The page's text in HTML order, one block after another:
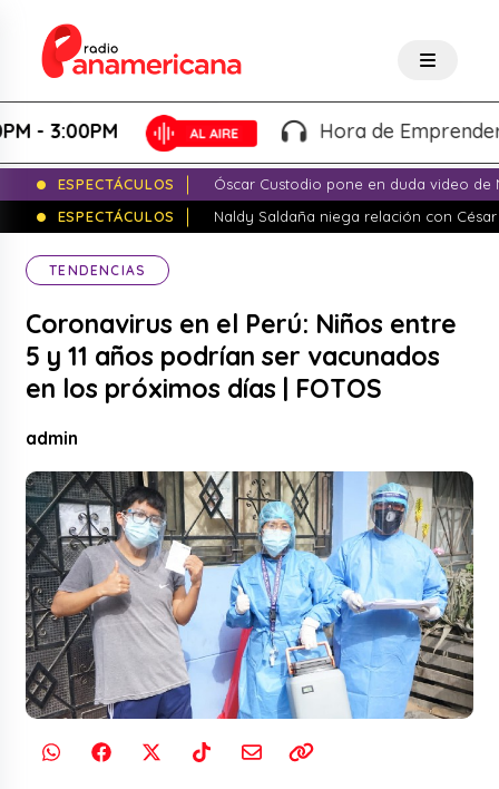
Hora de Emprender -
ESPECTÁCULOS
Óscar Custodio pone en duda video de
ESPECTÁCULOS
Naldy Saldaña niega relación con
TENDENCIAS
Coronavirus en el Perú: Niños entre
5 y 11 años podrían ser vacunados
en los próximos días | FOTOS
admin